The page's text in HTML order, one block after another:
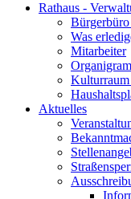
Rathaus -
Was
Mitarbeiter
Aktuelles